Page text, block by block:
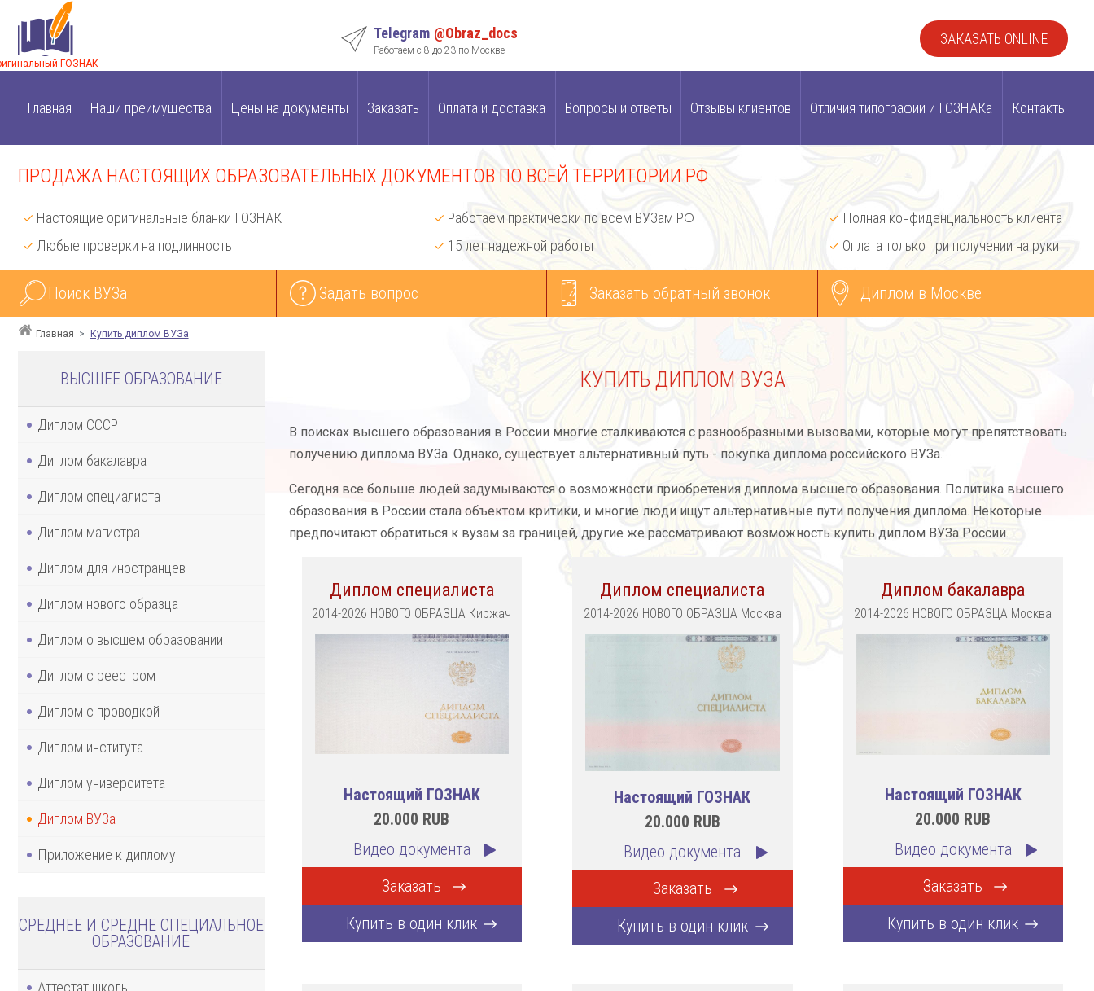
ГОЗНАК
Telegram @Obraz_docs
Работаем с 8 до 23 по Москве
ЗАКАЗАТЬ ONLINE
Главная Наши преимущества Цены на документы Заказать Оплата и доставка Вопросы и ответы Отзывы клиентов Отличия типографии и ГОЗНАКа Контакты
ПРОДАЖА НАСТОЯЩИХ ОБРАЗОВАТЕЛЬНЫХ ДОКУМЕНТОВ ПО ВСЕЙ ТЕРРИТОРИИ РФ
Настоящие оригинальные бланки ГОЗНАК
Любые проверки на подлинность
Работаем практически по всем ВУЗам РФ
15 лет надежной работы
Полная конфиденциальность клиента
Оплата только при получении на руки
Поиск ВУЗа Задать вопрос Заказать обратный звонок Диплом в Москве
Главная Купить диплом ВУЗа
ВЫСШЕЕ ОБРАЗОВАНИЕ
Диплом СССР
Диплом бакалавра
Диплом специалиста
Диплом магистра
Диплом для иностранцев
Диплом нового образца
Диплом о высшем образовании
Диплом с реестром
Диплом с проводкой
Диплом института
Диплом университета
Диплом ВУЗа
Приложение к диплому
СРЕДНЕЕ И СРЕДНЕ СПЕЦИАЛЬНОЕ
ОБРАЗОВАНИЕ
Аттестат школы
КУПИТЬ ДИПЛОМ ВУЗА
В поисках высшего образования в России многие сталкиваются с разнообразными вызовами, которые могут препятствовать
получению диплома ВУЗа. Однако, существует альтернативный путь - покупка диплома российского ВУЗа.
Сегодня все больше людей задумываются о возможности приобретения диплома высшего образования. Политика высшего
образования в России стала объектом критики, и многие люди ищут альтернативные пути получения диплома. Некоторые
предпочитают обратиться к вузам за границей, другие же рассматривают возможность купить диплом ВУЗа России.
Диплом специалиста
2014-2026 НОВОГО ОБРАЗЦА Киржач
Настоящий ГОЗНАК
20.000 RUB
Видео документа
Заказать
Купить в один клик
Диплом специалиста
2014-2026 НОВОГО ОБРАЗЦА Москва
Настоящий ГОЗНАК
20.000 RUB
Видео документа
Заказать
Купить в один клик
Диплом бакалавра
2014-2026 НОВОГО ОБРАЗЦА Москва
Настоящий ГОЗНАК
20.000 RUB
Видео документа
Заказать
Купить в один клик